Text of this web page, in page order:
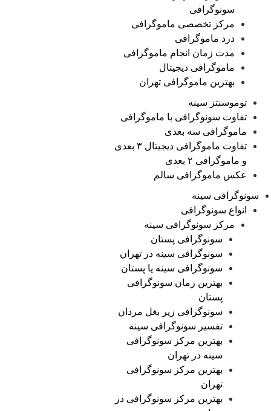
سونوگرافی
مرکز تخصصی ماموگرافی
درد ماموگرافی
مدت زمان انجام ماموگرافی
ماموگرافی دیجیتال
بهترین ماموگرافی تهران
توموسنتز سینه
تفاوت سونوگرافی با ماموگرافی
ماموگرافی سه بعدی
تفاوت ماموگرافی دیجیتال ۳ بعدی
و ماموگرافی ۲ بعدی
عکس ماموگرافی سالم
سونوگرافی سینه
انواع سونوگرافی
مرکز سونوگرافی سینه
سونوگرافی پستان
سونوگرافی سینه در تهران
سونوگرافی سینه یا پستان
بهترین زمان سونوگرافی
پستان
سونوگرافی زیر بغل مردان
تفسیر سونوگرافی سینه
بهترین مرکز سونوگرافی
سینه در تهران
بهترین مرکز سونوگرافی
تهران
بهترین مرکز سونوگرافی در